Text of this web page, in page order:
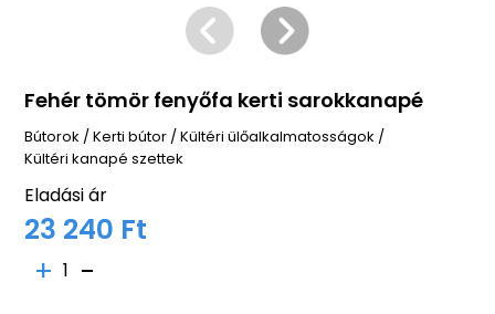
Fehér tömör fenyőfa kerti sarokkanapé
Bútorok /Kerti bútor /Kültéri ülőalkalmatosságok /
Kültéri kanapé szettek
Eladási ár
23 240 Ft
1